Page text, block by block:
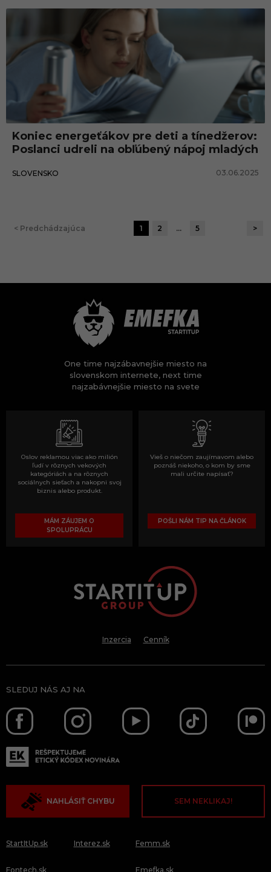
Koniec energeťákov pre deti a tínedžerov:
Poslanci udreli na obľúbený nápoj mladých
SLOVENSKO 03.06.2025
< Predchádzajúca 1 2 … 5 >
One time najzábavnejšie miesto na
slovenskom internete, next time
najzabávnejšie miesto na svete
Oslov reklamou viac ako milión
ľudí v rôznych vekových
kategóriách a na rôznych
sociálnych sieťach a nakopni svoj
biznis alebo produkt.
MÁM ZÁUJEM O
SPOLUPRÁCU
Vieš o niečom zaujímavom alebo
poznáš niekoho, o kom by sme
mali určite napísať?
POŠLI NÁM TIP NA ČLÁNOK
Inzercia Cenník
SLEDUJ NÁS AJ NA
NAHLÁSIŤ CHYBU SEM NEKLIKAJ!
StartItUp.sk
Fontech.sk
Interez.sk Femm.sk
Emefka.sk